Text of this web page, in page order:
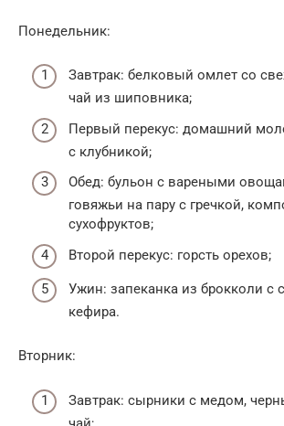
Понедельник:
Завтрак: белковый омлет со
чай из шиповника;
Первый перекус: домашний
с клубникой;
Обед: бульон с вареными
говяжьи на пару с гречкой,
сухофруктов;
Второй перекус: горсть орехов;
Ужин: запеканка из брокколи с
кефира.
Вторник:
Завтрак: сырники с медом,